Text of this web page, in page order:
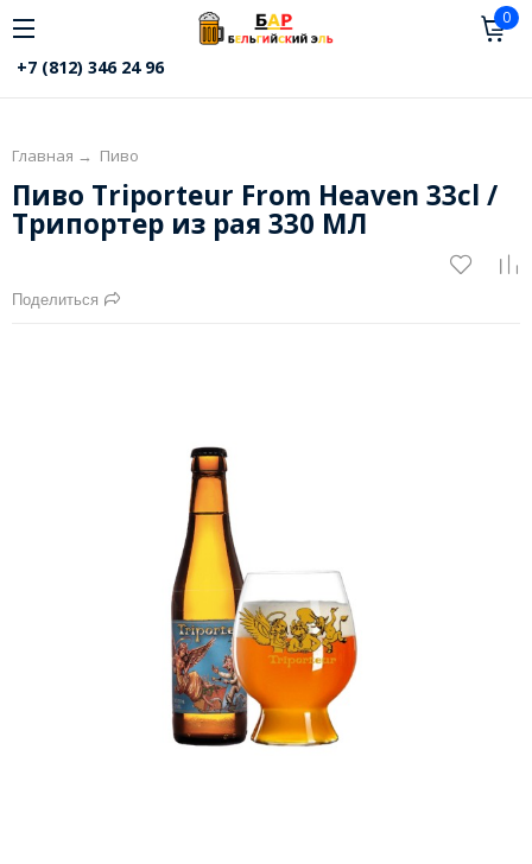
0
+7 (812) 346 24 96
Главная → Пиво
Пиво Triporteur From Heaven 33cl /
Трипортер из рая 330 МЛ
Поделиться